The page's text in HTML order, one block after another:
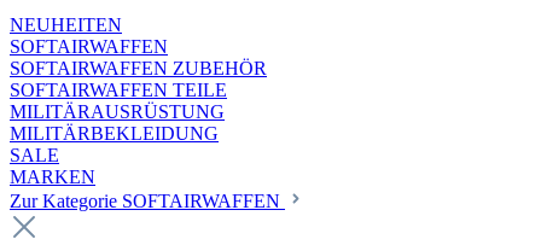
NEUHEITEN
SOFTAIRWAFFEN
SOFTAIRWAFFEN ZUBEHÖR
SOFTAIRWAFFEN TEILE
MILITÄRAUSRÜSTUNG
MILITÄRBEKLEIDUNG
SALE
MARKEN
Zur Kategorie SOFTAIRWAFFEN